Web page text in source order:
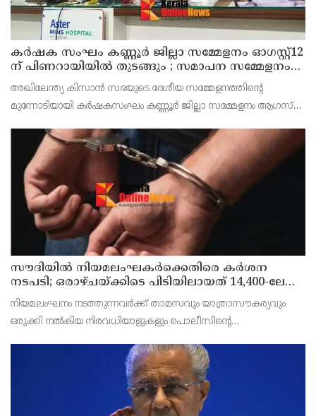
കർഷക സംഘം കണ്ണൂർ ജില്ലാ സമ്മേളനം ഓഗസ്റ്റ്12
ന് പിണറായിയിൽ തുടങ്ങും ; സമാപന സമ്മേളനം
പ്രതിപക്ഷ നേതാവ് പിണറായി വിജയൻ ഉദ്ഘാടനം
ചെയ്യും
അഖിലേന്ത്യ കിസാൻ സഭയുടെ ദേശീയ സമ്മേളനത്തിന്റെ
മുന്നോടിയായി കർഷകസംഘം കണ്ണൂർ ജില്ലാ സമ്മേളനം ആഗസ്‌റ്റ്
വച്ച് നടക്കുമെന്ന് ജില്ലാ സിക്രട്ടറി എം പ്രകാശൻ മാസ്റ്റ
സൗദിയില്‍ നിയമലംഘകര്‍ക്കെതിരെ കര്‍ശന
നടപടി; ഒരാഴ്ചയ്ക്കിടെ പിടിയിലായത് 14,400-ലേറെ
പേര്‍
നിയമലംഘനം നടത്തുന്നവര്‍ക്ക് താമസവും യാത്രാസൗകര്യവും
ഒരുക്കി നല്‍കിയ നിരവധിയാളുകളും പൊലീസിന്റെ